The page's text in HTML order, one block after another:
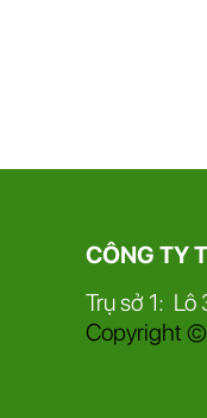
CÔNG TY
Trụ sở 1:
Copyright ©